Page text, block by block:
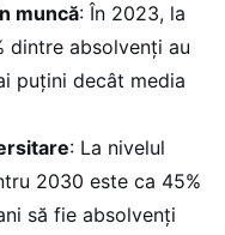
muncă: În 2023, la
dintre absolvenți au
puțini decât media
: La nivelul
2030 este ca 45%
să fie absolvenți